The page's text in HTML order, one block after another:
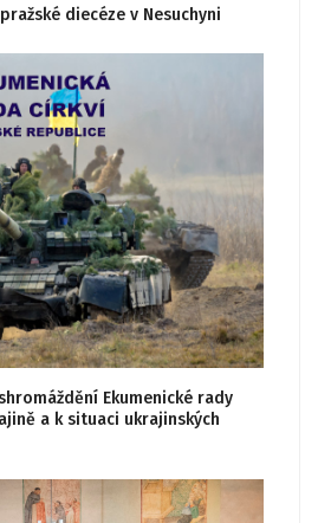
diecéze v Nesuchyni
Ekumenické rady
a k situaci ukrajinských